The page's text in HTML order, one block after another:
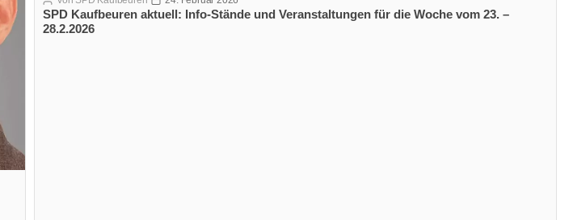
SPD Kaufbeuren aktuell: Info-Stände und Veranstaltungen für die Woche vom 23. –
28.2.2026